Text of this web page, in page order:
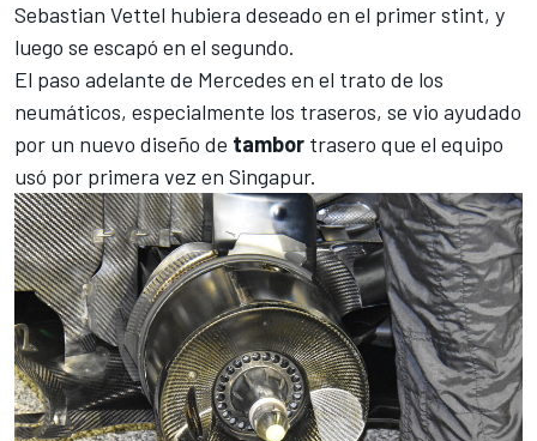
Sebastian Vettel hubiera deseado en el primer stint, y
luego se escapó en el segundo.
El paso adelante de Mercedes en el trato de los
neumáticos, especialmente los traseros, se vio ayudado
por un nuevo diseño de tambor trasero que el equipo
usó por primera vez en Singapur.